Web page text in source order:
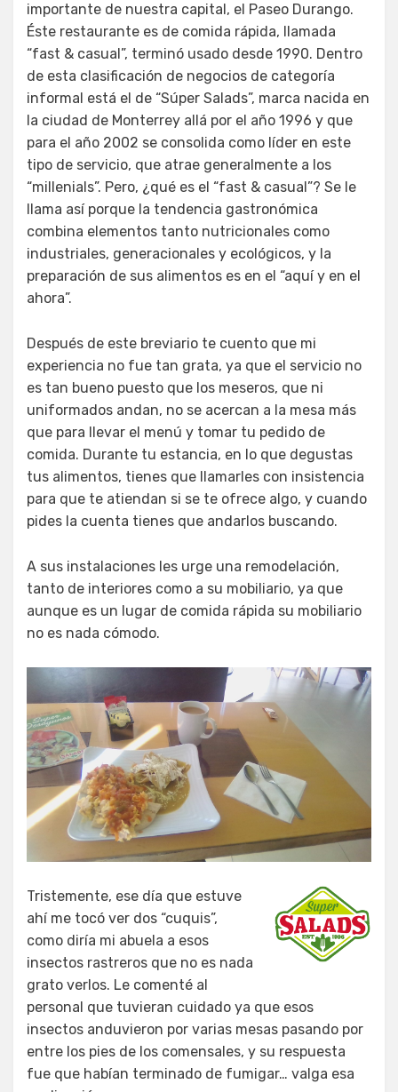
importante de nuestra capital, el Paseo Durango.
Éste restaurante es de comida rápida, llamada
“fast & casual”, terminó usado desde 1990. Dentro
de esta clasificación de negocios de categoría
informal está el de “Súper Salads”, marca nacida en
la ciudad de Monterrey allá por el año 1996 y que
para el año 2002 se consolida como líder en este
tipo de servicio, que atrae generalmente a los
“millenials”. Pero, ¿qué es el “fast & casual”? Se le
llama así porque la tendencia gastronómica
combina elementos tanto nutricionales como
industriales, generacionales y ecológicos, y la
preparación de sus alimentos es en el “aquí y en el
ahora”.
Después de este breviario te cuento que mi
experiencia no fue tan grata, ya que el servicio no
es tan bueno puesto que los meseros, que ni
uniformados andan, no se acercan a la mesa más
que para llevar el menú y tomar tu pedido de
comida. Durante tu estancia, en lo que degustas
tus alimentos, tienes que llamarles con insistencia
para que te atiendan si se te ofrece algo, y cuando
pides la cuenta tienes que andarlos buscando.
A sus instalaciones les urge una remodelación,
tanto de interiores como a su mobiliario, ya que
aunque es un lugar de comida rápida su mobiliario
no es nada cómodo.
Tristemente, ese día que estuve
ahí me tocó ver dos “cuquis”,
como diría mi abuela a esos
insectos rastreros que no es nada
grato verlos. Le comenté al
personal que tuvieran cuidado ya que esos
insectos anduvieron por varias mesas pasando por
entre los pies de los comensales, y su respuesta
fue que habían terminado de fumigar… valga esa